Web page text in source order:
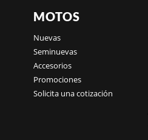
MOTOS
Nuevas
Seminuevas
Accesorios
Promociones
Solicita una cotización